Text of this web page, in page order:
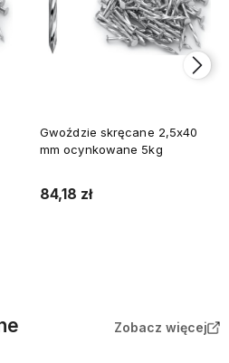
Gwoździe skręcane 2,5x40
mm ocynkowane 5kg
84,18 zł
Zobacz więcej